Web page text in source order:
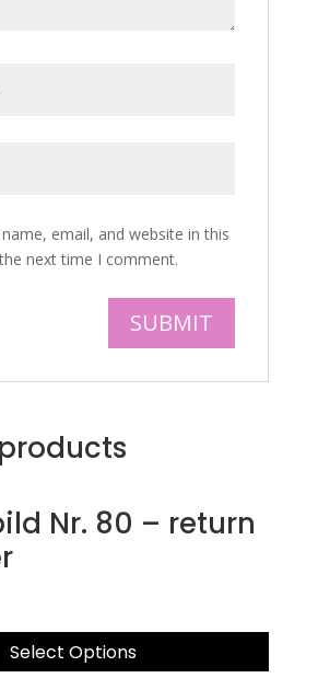
email, and website in this
next time I comment.
Nr. 80 – return
Select Options